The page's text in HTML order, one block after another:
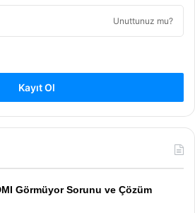
Unuttunuz mu?
Kayıt Ol
Görmüyor Sorunu ve Çözüm